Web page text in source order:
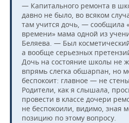
— Капитального ремонта в
давно не было, во всяком
там учится дочь, — сообщила
времени» мама одной из
Беляева. — Был
а вообще серьезных
Дочь на состояние школы не
впрямь слегка обшарпан, но
беспокоит: главное — не
Родители, как я слышала,
провести в классе дочери
не беспокоили, видимо, зная
позицию по этому вопросу.